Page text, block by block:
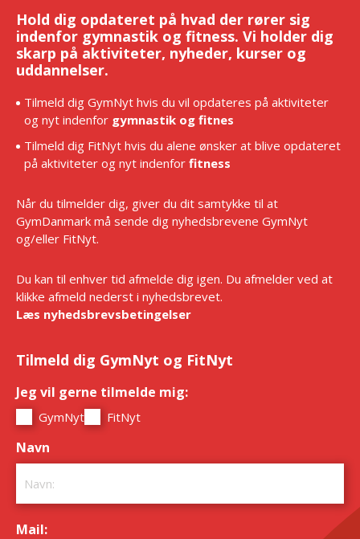
Hold dig opdateret på hvad der rører sig
indenfor gymnastik og fitness. Vi holder dig
skarp på aktiviteter, nyheder, kurser og
uddannelser.
Tilmeld dig GymNyt hvis du vil opdateres på aktiviteter
og nyt indenfor gymnastik og fitnes
Tilmeld dig FitNyt hvis du alene ønsker at blive opdateret
på aktiviteter og nyt indenfor fitness
Når du tilmelder dig, giver du dit samtykke til at
GymDanmark må sende dig nyhedsbrevene GymNyt
og/eller FitNyt.
Du kan til enhver tid afmelde dig igen. Du afmelder ved at
klikke afmeld nederst i nyhedsbrevet.
Læs nyhedsbrevsbetingelser
Tilmeld dig GymNyt og FitNyt
Jeg vil gerne tilmelde mig:
GymNyt FitNyt
Navn
Mail: